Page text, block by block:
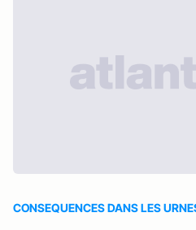
CONSEQUENCES DANS LES